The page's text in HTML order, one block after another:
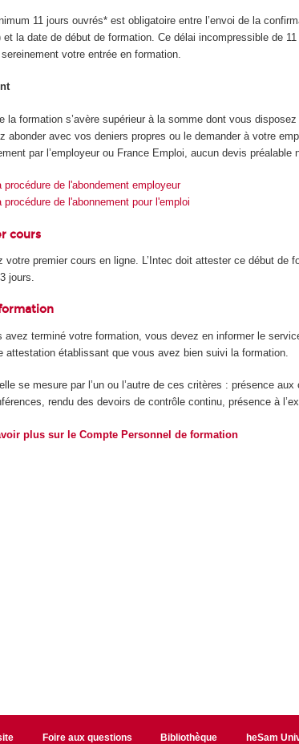
11 jours ouvrés* est obligatoire entre l’envoi de la
et la date de début de formation. Ce délai incompressible de
votre entrée en formation.
la formation s’avère supérieur à la somme dont vous
abonder avec vos deniers propres ou le demander à votre
par l’employeur ou France Emploi, aucun devis préalable
procédure de l'abondement employeur
procédure de l'abonnement pour l'emploi
cours
votre premier cours en ligne. L’Intec doit attester ce début de
jours.
avez terminé votre formation, vous devez en informer le
attestation établissant que vous avez bien suivi la formation.
se mesure par l’un ou l’autre de ces critères : présence
rendu des devoirs de contrôle continu, présence à
plus sur le Compte Personnel de formation
Foire aux questions Bibliothèque heSam